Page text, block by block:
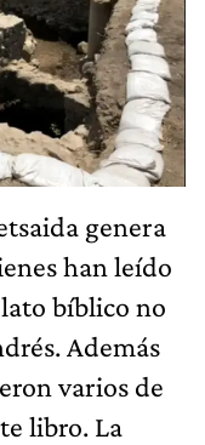
genera
han leído
bíblico no
Además
varios de
libro. La